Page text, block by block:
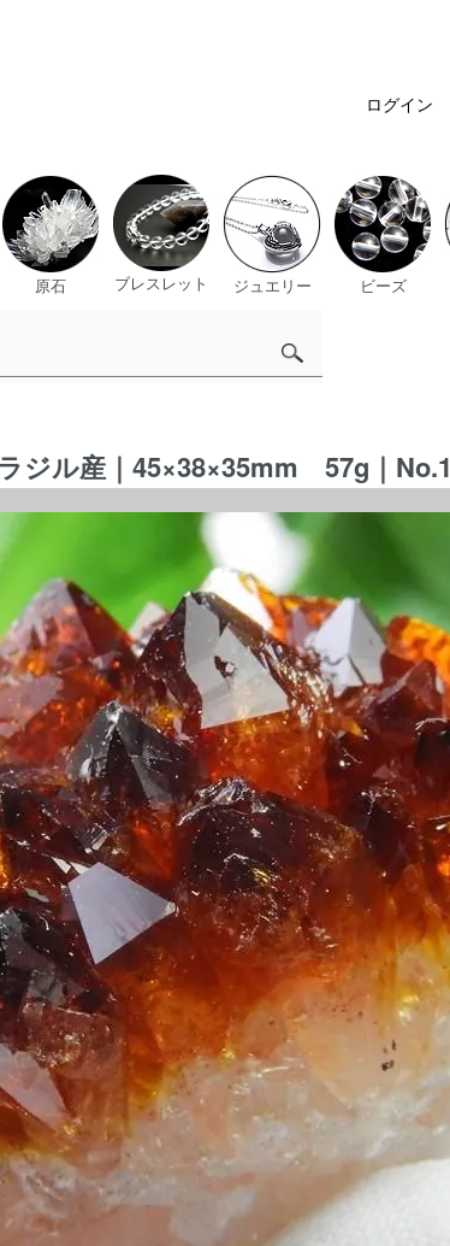
ログイン
原石 ブレスレット ジュエリー ビーズ
ジル産｜45×38×35mm 57g｜No.1